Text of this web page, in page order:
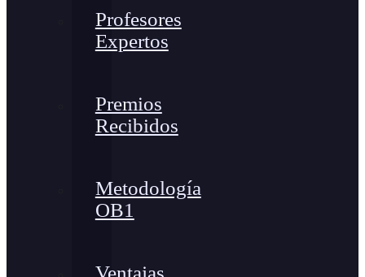
Profesores
Expertos
Premios
Recibidos
Metodología
OB1
Ventajas